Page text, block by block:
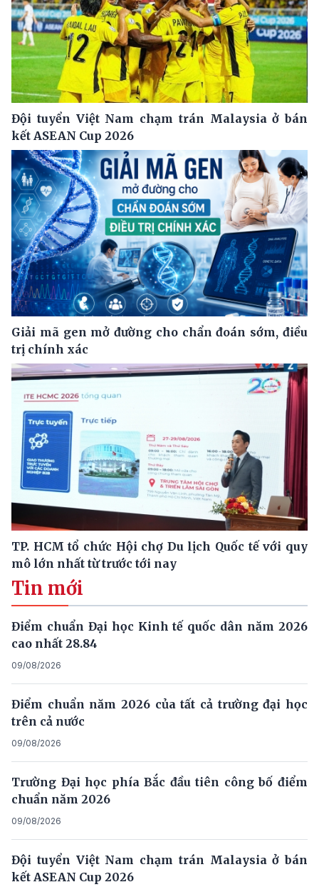
Đội tuyển Việt Nam chạm trán Malaysia ở bán
kết ASEAN Cup 2026
Giải mã gen mở đường cho chẩn đoán sớm, điều
trị chính xác
TP. HCM tổ chức Hội chợ Du lịch Quốc tế với quy
mô lớn nhất từ trước tới nay
Tin mới
Điểm chuẩn Đại học Kinh tế quốc dân năm 2026
cao nhất 28.84
09/08/2026
Điểm chuẩn năm 2026 của tất cả trường đại học
trên cả nước
09/08/2026
Trường Đại học phía Bắc đầu tiên công bố điểm
chuẩn năm 2026
09/08/2026
Đội tuyển Việt Nam chạm trán Malaysia ở bán
kết ASEAN Cup 2026